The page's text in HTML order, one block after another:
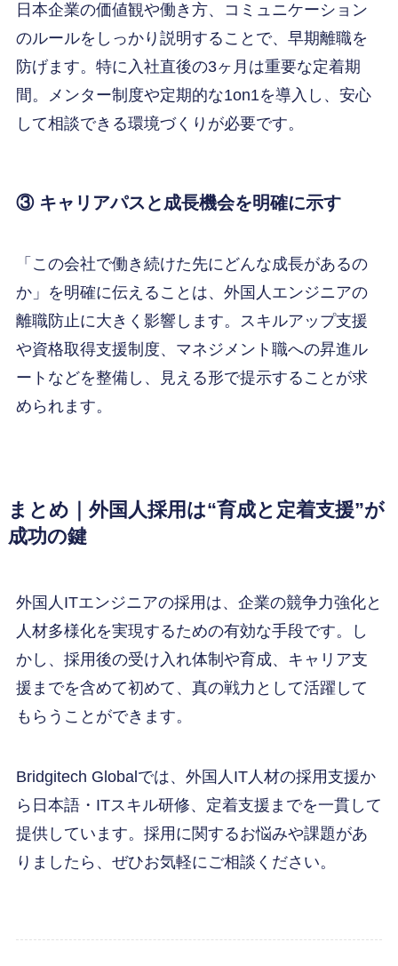
日本企業の価値観や働き方、コミュニケーション
のルールをしっかり説明することで、早期離職を
防げます。特に入社直後の3ヶ月は重要な定着期
間。メンター制度や定期的な1on1を導入し、安心
して相談できる環境づくりが必要です。
③ キャリアパスと成長機会を明確に示す
「この会社で働き続けた先にどんな成長があるの
か」を明確に伝えることは、外国人エンジニアの
離職防止に大きく影響します。スキルアップ支援
や資格取得支援制度、マネジメント職への昇進ル
ートなどを整備し、見える形で提示することが求
められます。
まとめ｜外国人採用は“育成と定着支援”が
成功の鍵
外国人ITエンジニアの採用は、企業の競争力強化と
人材多様化を実現するための有効な手段です。し
かし、採用後の受け入れ体制や育成、キャリア支
援までを含めて初めて、真の戦力として活躍して
もらうことができます。
Bridgitech Globalでは、外国人IT人材の採用支援か
ら日本語・ITスキル研修、定着支援までを一貫して
提供しています。採用に関するお悩みや課題があ
りましたら、ぜひお気軽にご相談ください。